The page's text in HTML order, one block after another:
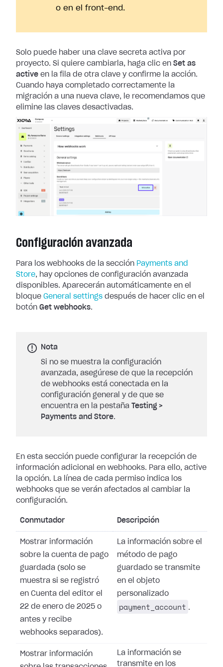
o en el front-end.
Solo puede haber una clave secreta activa por
proyecto. Si quiere cambiarla, haga clic en Set as
active en la fila de otra clave y confirme la acción.
Cuando haya completado correctamente la
migración a una nueva clave, le recomendamos que
elimine las claves desactivadas.
Configuración avanzada
Para los webhooks de la sección Payments and
Store, hay opciones de configuración avanzada
disponibles. Aparecerán automáticamente en el
bloque General settings después de hacer clic en el
botón Get webhooks.
Nota
Si no se muestra la configuración
avanzada, asegúrese de que la recepción
de webhooks está conectada en la
configuración general y de que se
encuentra en la pestaña
Testing >
Payments and Store.
En esta sección puede configurar la recepción de
información adicional en webhooks. Para ello, active
la opción. La línea de cada permiso indica los
webhooks que se verán afectados al cambiar la
configuración.
Conmutador Descripción
Mostrar información
sobre la cuenta de pago
guardada (solo se
muestra si se registró
en Cuenta del editor el
22 de enero de 2025 o
antes y recibe
webhooks separados).
La información sobre el
método de pago
guardado se transmite
en el objeto
personalizado
payment_account .
Mostrar información
La información se
transmite en los